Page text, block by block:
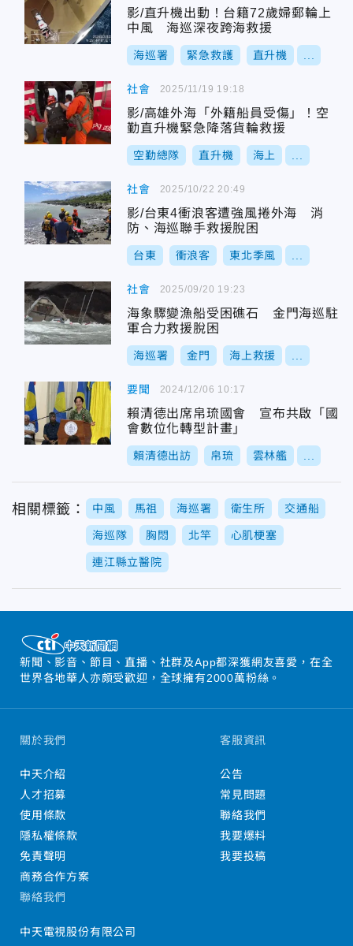
影/直升機出動！台籍72歲婦郵輪上
中風 海巡深夜跨海救援
海巡署 緊急救護 直升機
社會
影/高雄外海「外籍船員受傷」！空
勤直升機緊急降落貨輪救援
空勤總隊 直升機 海上
2025/11/19 19:18
社會
影/台東4衝浪客遭強風捲外海 消
防、海巡聯手救援脫困
台東 衝浪客 東北季風
2025/10/22 20:49
社會
海象驟變漁船受困礁石 金門海巡駐
軍合力救援脫困
海巡署 金門 海上救援
2025/09/20 19:23
要聞
賴清德出席帛琉國會 宣布共啟「國
會數位化轉型計畫」
賴清德出訪 帛琉 雲林艦
2024/12/06 10:17
相關標籤： 中風 馬祖 海巡署 衛生所 交通船
海巡隊 胸悶 北竿 心肌梗塞
連江縣立醫院
新聞、影音、節目、直播、社群及App都深獲網友喜愛，在全
世界各地華人亦頗受歡迎，全球擁有2000萬粉絲。
關於我們
中天介紹
人才招募
使用條款
隱私權條款
免責聲明
商務合作方案
客服資訊
公告
常見問題
聯絡我們
我要爆料
我要投稿
聯絡我們
中天電視股份有限公司